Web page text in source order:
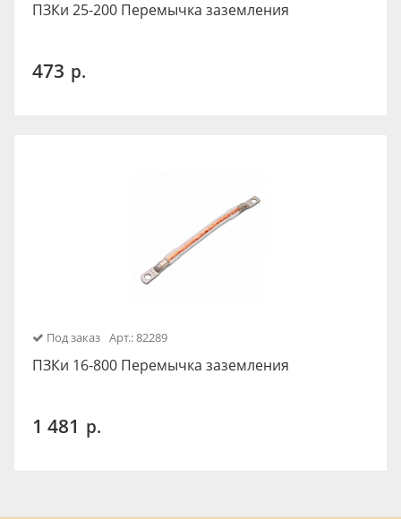
ПЗКи 25-200 Перемычка заземления
473 р.
Под заказ Арт.: 82289
ПЗКи 16-800 Перемычка заземления
1 481 р.